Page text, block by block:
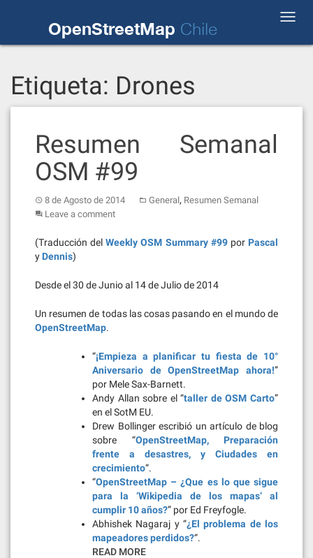
OpenStreetMap Chile
Etiqueta: Drones
Resumen Semanal
OSM #99
8 de Agosto de 2014 General, Resumen Semanal
Leave a comment
(Traducción delWeekly OSM Summary #99por Pascal
y Dennis)
Desde el 30 de Junio al 14 de Julio de 2014
Un resumen de todas las cosas pasando en el mundo de
OpenStreetMap.
“¡Empieza a planificar tu fiesta de 10°
Aniversario de OpenStreetMap ahora!”
por Mele Sax-Barnett.
Andy Allan sobre el “taller de OSM Carto”
en el SotM EU.
Drew Bollinger escribió un artículo de blog
sobre “OpenStreetMap, Preparación
frente a desastres, y Ciudades en
crecimiento“.
“OpenStreetMap – ¿Que es lo que sigue
para la ‘Wikipedia de los mapas‘ al
cumplir 10 años?” por Ed Freyfogle.
Abhishek Nagaraj y “¿El problema de los
mapeadores perdidos?“.
READ MORE